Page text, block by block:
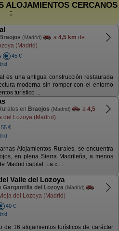
ALOJAMIENTOS CERCANOS
:
Braojos (Madrid) a 4,5 km de
(Madrid)
45 €
es una antigua construcción restaurada
moderna sin romper con el entorno
turístico ...
en Braojos (Madrid) a 4,5
del Lozoya (Madrid)
55 €
Alojamientos Rurales, se encuentra
en plena Sierra Madrileña, a menos
Madrid capital. La c ...
Valle del Lozoya
Gargantilla del Lozoya (Madrid)
del Lozoya (Madrid)
40 €
de 16 alojamientos turísticos de carácter